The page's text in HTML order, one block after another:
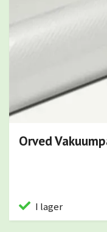
Orved
I lager